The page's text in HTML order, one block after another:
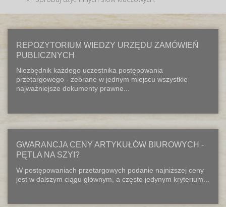
REPOZYTORIUM WIEDZY URZĘDU ZAMÓWIEŃ
PUBLICZNYCH
Niezbędnik każdego uczestnika postępowania
przetargowego - zebrane w jednym miejscu wszystkie
najważniejsze dokumenty prawne...
GWARANCJA CENY ARTYKUŁÓW BIUROWYCH -
PĘTLA NA SZYI?
W postępowaniach przetargowych podanie najniższej ceny
jest w dalszym ciągu głównym, a często jedynym kryterium...
Klauzula Informacyjna (rozwiń)